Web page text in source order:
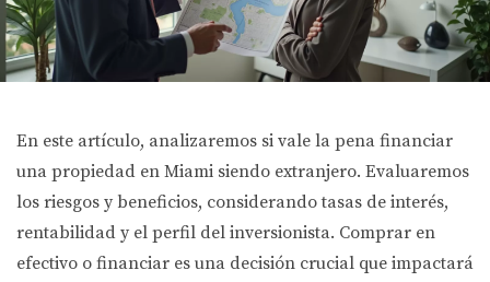
En este artículo, analizaremos si vale la pena financiar
una propiedad en Miami siendo extranjero. Evaluaremos
los riesgos y beneficios, considerando tasas de interés,
rentabilidad y el perfil del inversionista. Comprar en
efectivo o financiar es una decisión crucial que impactará